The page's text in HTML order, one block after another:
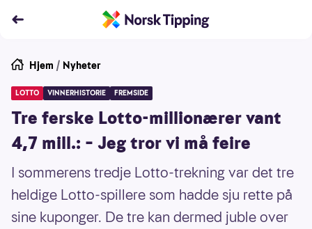
Hjem / Nyheter
LOTTO VINNERHISTORIE FREMSIDE
Tre ferske Lotto-millionærer vant
4,7 mill.: – Jeg tror vi må feire
I sommerens tredje Lotto-trekning var det tre
heldige Lotto-spillere som hadde sju rette på
sine kuponger. De tre kan dermed juble over